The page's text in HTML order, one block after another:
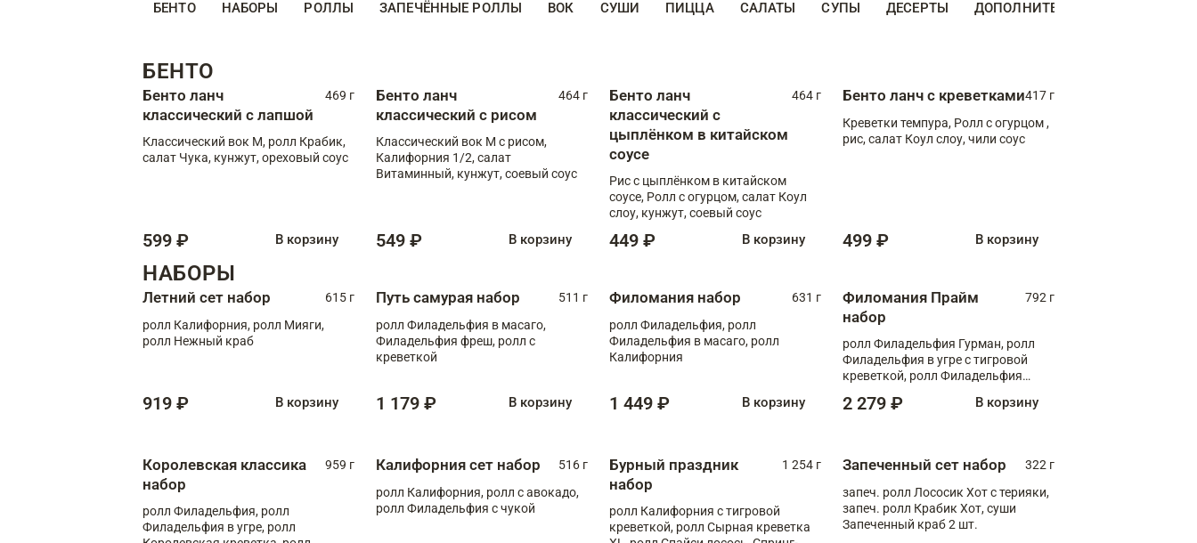
БЕНТО НАБОРЫ РОЛЛЫ ЗАПЕЧЁННЫЕ РОЛЛЫ ВОК СУШИ ПИЦЦА САЛАТЫ СУПЫ ДЕСЕРТЫ ДОПОЛНИТЕЛЬНО
БЕНТО
Бенто ланч
классический с лапшой
469 г
Классический вок М, ролл Крабик,
салат Чука, кунжут, ореховый соус
599 ₽ В корзину
Бенто ланч
классический с рисом
464 г
Классический вок М с рисом,
Калифорния 1/2, салат
Витаминный, кунжут, соевый соус
549 ₽ В корзину
Бенто ланч
классический с
цыплёнком в китайском
соусе
464 г
Рис с цыплёнком в китайском
соусе, Ролл с огурцом, салат Коул
слоу, кунжут, соевый соус
449 ₽ В корзину
Бенто ланч с креветками417 г
Креветки темпура, Ролл с огурцом ,
рис, салат Коул слоу, чили соус
499 ₽ В корзину
НАБОРЫ
Летний сет набор
615 г
ролл Калифорния, ролл Мияги,
ролл Нежный краб
919 ₽ В корзину
Путь самурая набор
511 г
ролл Филадельфия в масаго,
Филадельфия фреш, ролл с
креветкой
1 179 ₽ В корзину
Филомания набор
631 г
ролл Филадельфия, ролл
Филадельфия в масаго, ролл
Калифорния
1 449 ₽ В корзину
Филомания Прайм
набор
792 г
ролл Филадельфия Гурман, ролл
Филадельфия в угре с тигровой
креветкой, ролл Филадельфия
2 279 ₽ В корзину
Королевская классика
набор
959 г
ролл Филадельфия, ролл
Филадельфия в угре, ролл
Калифорния сет набор
516 г
ролл Калифорния, ролл с авокадо,
ролл Филадельфия с чукой
Бурный праздник
набор
1 254 г
ролл Калифорния с тигровой
креветкой, ролл Сырная креветка
Запеченный сет набор
322 г
запеч. ролл Лососик Хот с терияки,
запеч. ролл Крабик Хот, суши
Запеченный краб 2 шт.